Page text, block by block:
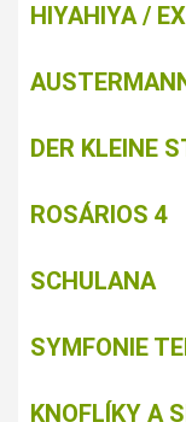
HIYAHIYA /
DER KLEINE
ROSÁRIOS 4
SCHULANA
SYMFONIE
KNOFLÍKY A